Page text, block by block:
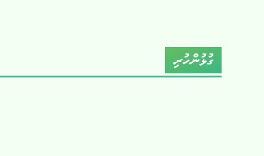
ގުޅުންހުރި